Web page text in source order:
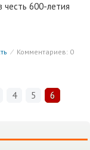
честь 600-летия
⁄ Комментариев: 0
4 5 6